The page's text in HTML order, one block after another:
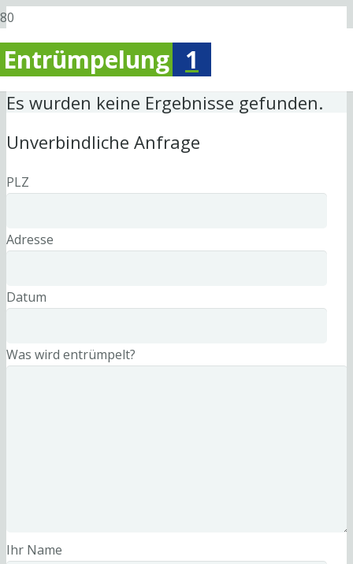
Entrümpelung 1
Es wurden keine Ergebnisse gefunden.
Unverbindliche Anfrage
PLZ
Adresse
Datum
Was wird entrümpelt?
Ihr Name